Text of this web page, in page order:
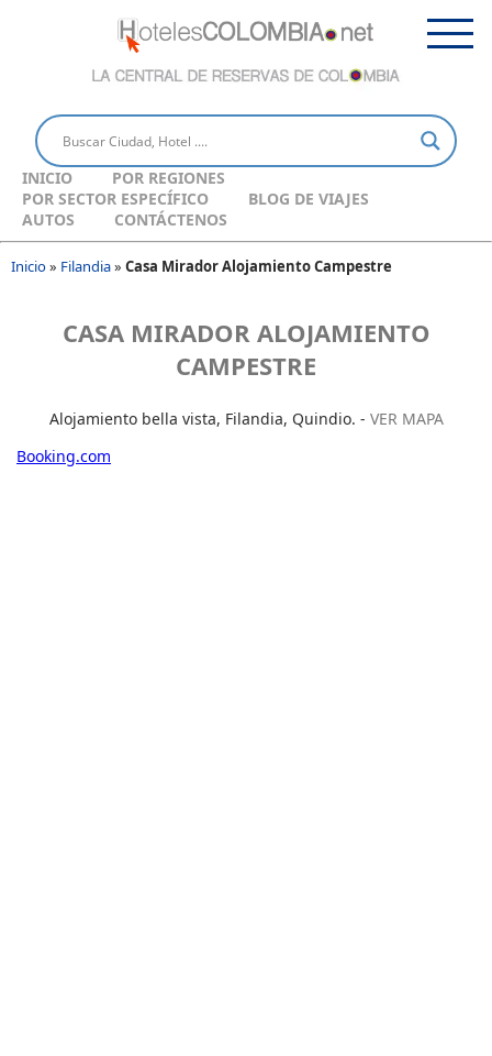
INICIO
POR REGIONES
POR SECTOR ESPECÍFICO
BLOG DE VIAJES
AUTOS
CONTÁCTENOS
Inicio» Filandia» Casa Mirador Alojamiento Campestre
CASA MIRADOR ALOJAMIENTO
CAMPESTRE
Alojamiento bella vista, Filandia, Quindio. - VER MAPA
Booking.com